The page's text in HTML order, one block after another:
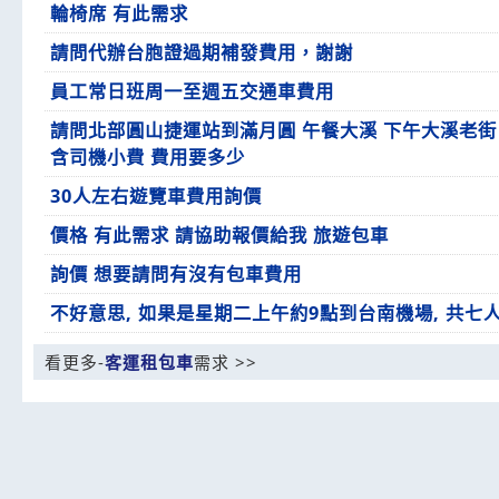
輪椅席 有此需求
請問代辦台胞證過期補發費用，謝謝
員工常日班周一至週五交通車費用
請問北部圓山捷運站到滿月圓 午餐大溪 下午大溪老
含司機小費 費用要多少
30人左右遊覽車費用詢價
價格 有此需求 請協助報價給我 旅遊包車
詢價 想要請問有沒有包車費用
不好意思, 如果是星期二上午約9點到台南機場, 共七
看更多-客運租包車需求 >>